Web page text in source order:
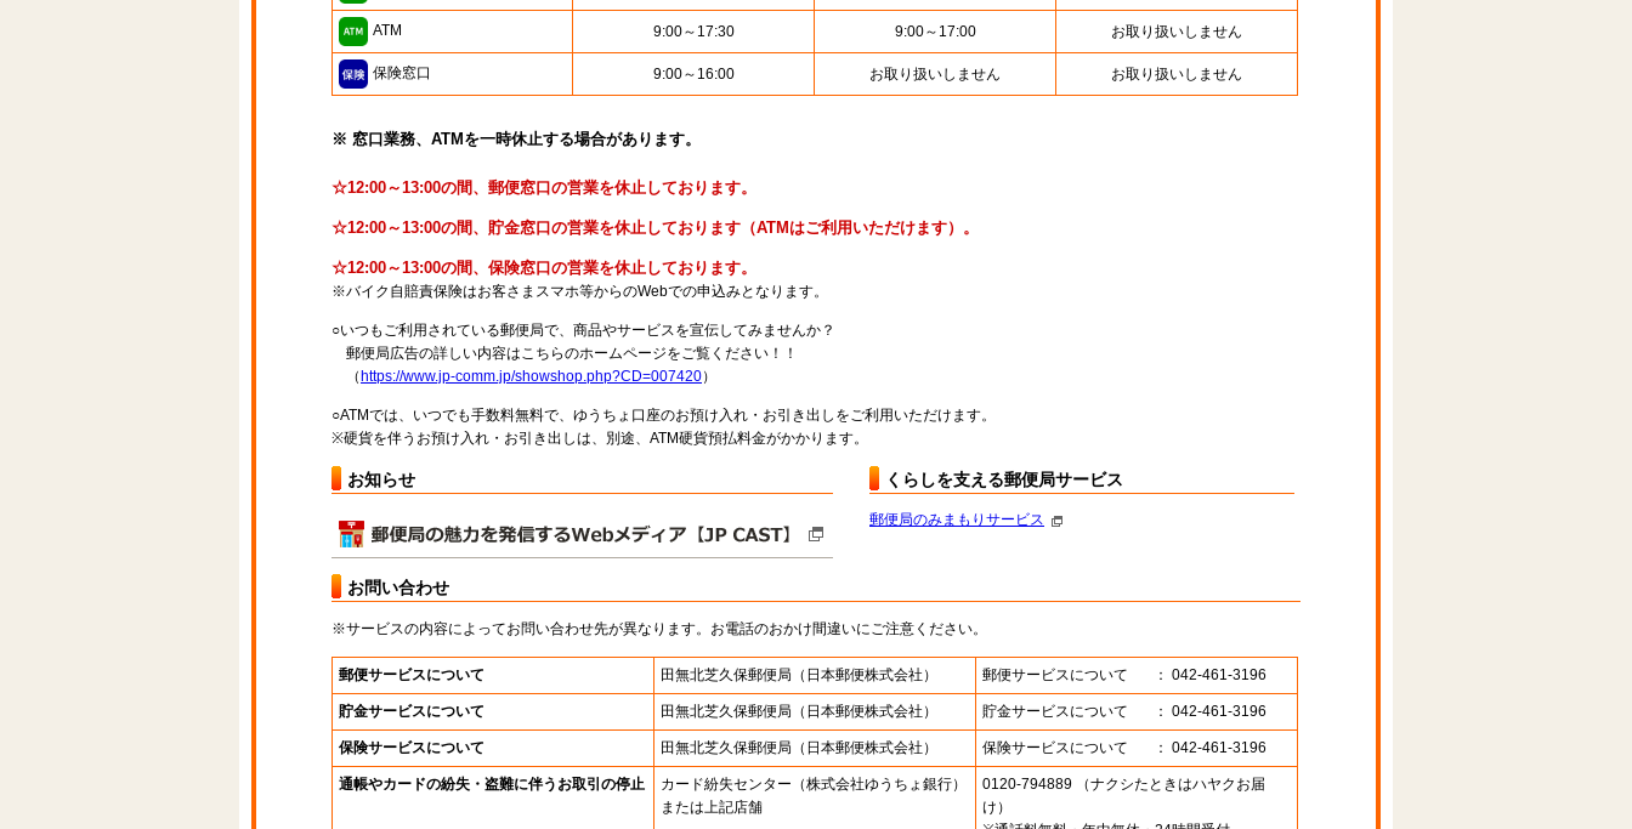
ATM 9:00～17:30 9:00～17:00 お取り扱いしません
保険窓口 9:00～16:00 お取り扱いしません お取り扱いしません
※ 窓口業務、ATMを一時休止する場合があります。
☆12:00～13:00の間、郵便窓口の営業を休止しております。
☆12:00～13:00の間、貯金窓口の営業を休止しております（ATMはご利用いただけます）。
☆12:00～13:00の間、保険窓口の営業を休止しております。
※バイク自賠責保険はお客さまスマホ等からのWebでの申込みとなります。
○いつもご利用されている郵便局で、商品やサービスを宣伝してみませんか？
郵便局広告の詳しい内容はこちらのホームページをご覧ください！！
（ https://www.jp-comm.jp/showshop.php?CD=007420）
○ATMでは、いつでも手数料無料で、ゆうちょ口座のお預け入れ・お引き出しをご利用いただけます。
※硬貨を伴うお預け入れ・お引き出しは、別途、ATM硬貨預払料金がかかります。
お知らせ くらしを支える郵便局サービス
郵便局のみまもりサービス
お問い合わせ
※サービスの内容によってお問い合わせ先が異なります。お電話のおかけ間違いにご注意ください。
郵便サービスについて 田無北芝久保郵便局 （日本郵便株式会社） 郵便サービスについて ： 042-461-3196
貯金サービスについて 田無北芝久保郵便局 （日本郵便株式会社） 貯金サービスについて ： 042-461-3196
保険サービスについて 田無北芝久保郵便局 （日本郵便株式会社） 保険サービスについて ： 042-461-3196
通帳やカードの紛失・盗難に伴うお取引の停止 カード紛失センター （株式会社ゆうちょ銀行）
または上記店舗
0120-794889 （ナクシたときはハヤクお届
け）